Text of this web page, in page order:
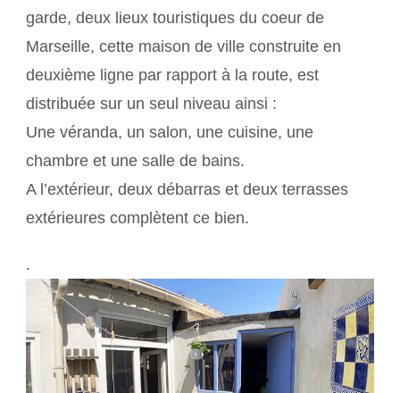
garde, deux lieux touristiques du coeur de
Marseille, cette maison de ville construite en
deuxième ligne par rapport à la route, est
distribuée sur un seul niveau ainsi :
Une véranda, un salon, une cuisine, une
chambre et une salle de bains.
A l’extérieur, deux débarras et deux terrasses
extérieures complètent ce bien.
.